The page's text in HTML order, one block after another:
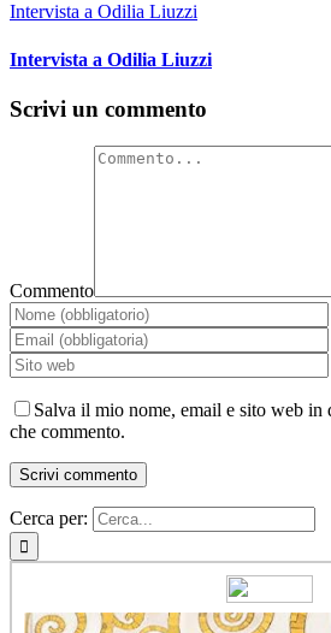
Intervista a Odilia Liuzzi
Intervista a Odilia Liuzzi
Scrivi un commento
Commento
Salva il mio nome, email e sito web in
che commento.
Cerca per: